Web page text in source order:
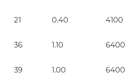
21 0.40 4100
36 1.10 6400
39 1.00 6400